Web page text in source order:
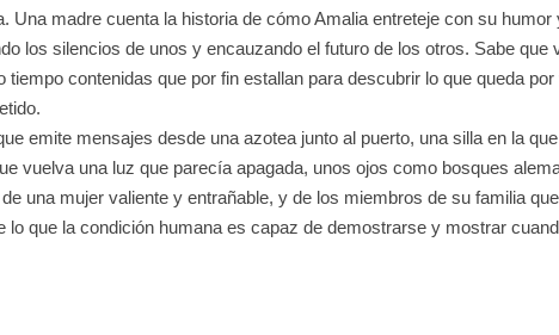
Una madre cuenta la historia de cómo Amalia entreteje con su
los silencios de unos y encauzando el futuro de los otros. Sabe
tiempo contenidas que por fin estallan para descubrir lo que queda
emite mensajes desde una azotea junto al puerto, una silla en la
vuelva una luz que parecía apagada, unos ojos como bosques
una mujer valiente y entrañable, y de los miembros de su familia
lo que la condición humana es capaz de demostrarse y mostrar